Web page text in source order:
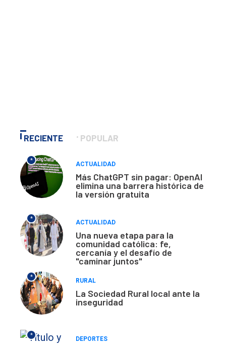
RECIENTE POPULAR
*
ACTUALIDAD
Más ChatGPT sin pagar: OpenAI
elimina una barrera histórica de
la versión gratuita
*
ACTUALIDAD
Una nueva etapa para la
comunidad católica: fe,
cercanía y el desafío de
"caminar juntos"
*
RURAL
La Sociedad Rural local ante la
inseguridad
*
DEPORTES